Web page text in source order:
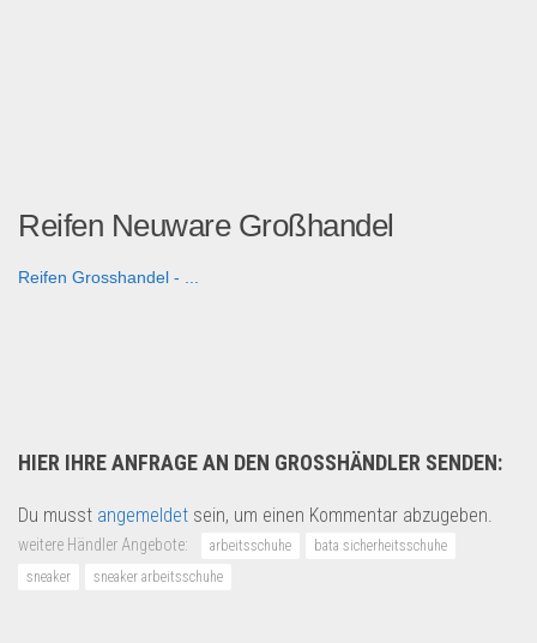
Reifen Neuware Großhandel
Reifen Grosshandel - ...
HIER IHRE ANFRAGE AN DEN GROSSHÄNDLER SENDEN:
Du musst angemeldet sein, um einen Kommentar abzugeben.
weitere Händler Angebote: arbeitsschuhe
bata sicherheitsschuhe
sneaker
sneaker arbeitsschuhe